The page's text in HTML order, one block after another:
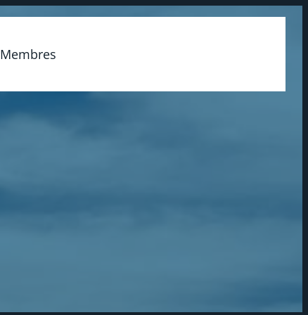
Membres